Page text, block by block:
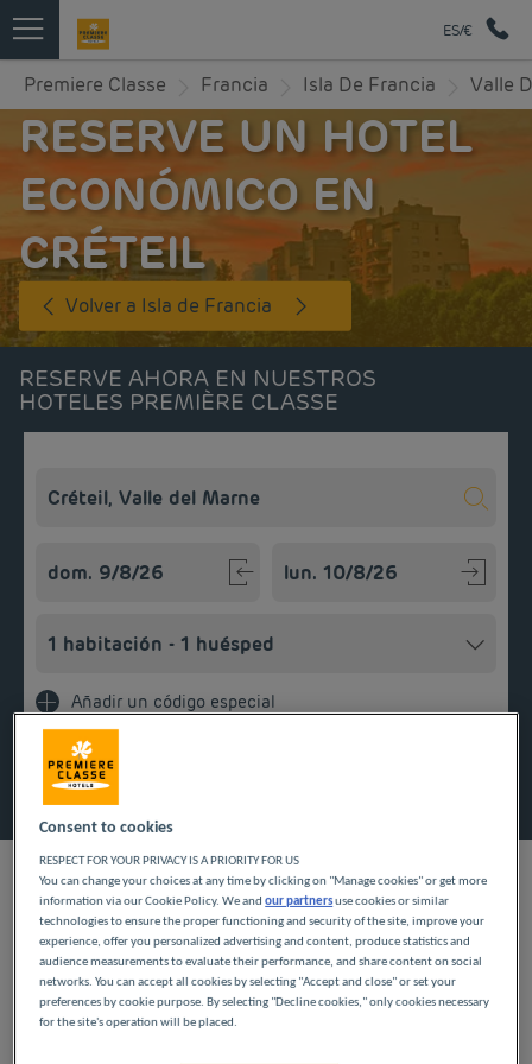
ES/€
Premiere Classe Francia Isla De Francia Valle
RESERVE UN HOTEL
ECONÓMICO EN
CRÉTEIL
Volver a Isla de Francia
RESERVE AHORA EN NUESTROS
HOTELES PREMIÈRE CLASSE
Añadir un código especial
NUESTROS HOTELES A
PRECIOS BAJOS EN
CRÉTEIL
Consent to cookies
RESPECT FOR YOUR PRIVACY IS A PRIORITY FOR US
You can change your choices at any time by clicking on "Manage cookies" or get more
information via our Cookie Policy. We andour partnersuse cookies or similar
technologies to ensure the proper functioning and security of the site, improve your
experience, offer you personalized advertising and content, produce statistics and
audience measurements to evaluate their performance, and share content on social
networks. You can accept all cookies by selecting "Accept and close" or set your
preferences by cookie purpose. By selecting "Decline cookies," only cookies necessary
for the site's operation will be placed.